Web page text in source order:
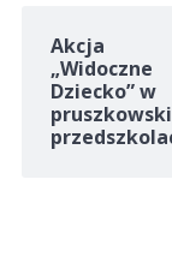
Akcja
„Widoczne
Dziecko” w